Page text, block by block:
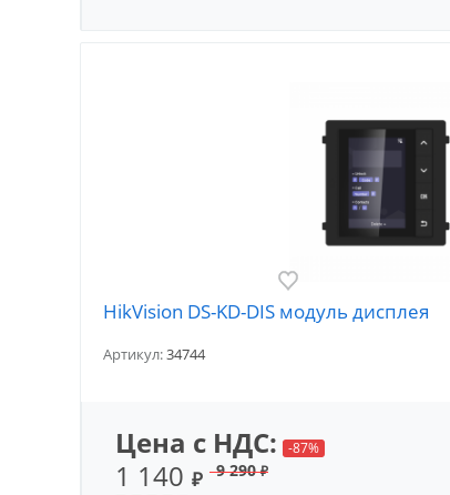
HikVision DS-KD-DIS модуль дисплея
Артикул:34744
Цена с НДС: -87%
1 140₽ 9 290₽